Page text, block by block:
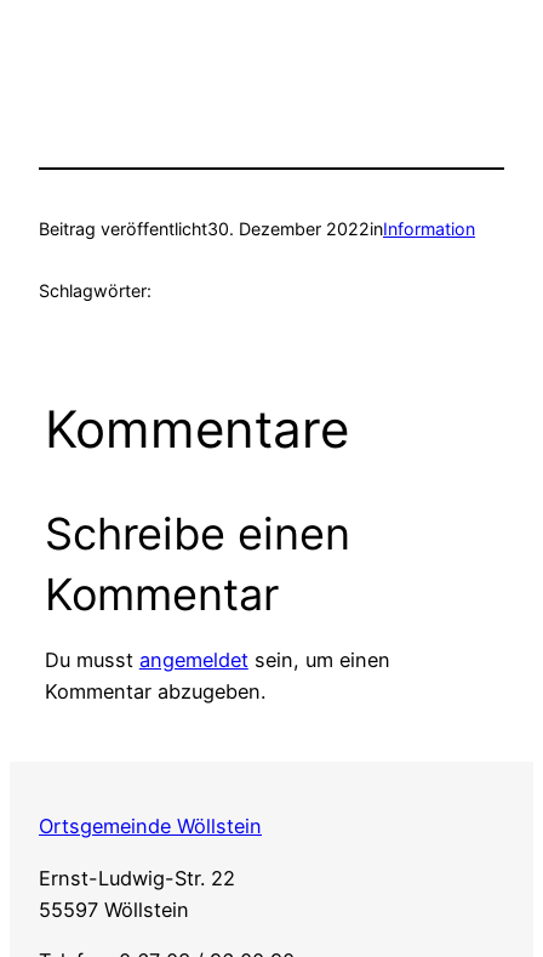
Beitrag veröffentlicht30. Dezember 2022inInformation
Schlagwörter:
Kommentare
Schreibe einen
Kommentar
Du musst angemeldetsein, um einen
Kommentar abzugeben.
Ortsgemeinde Wöllstein
Ernst-Ludwig-Str. 22
55597 Wöllstein